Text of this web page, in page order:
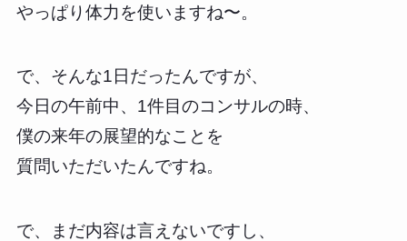
やっぱり体力を使いますね〜。
で、そんな1日だったんですが、
今日の午前中、1件目のコンサルの時、
僕の来年の展望的なことを
質問いただいたんですね。
で、まだ内容は言えないですし、